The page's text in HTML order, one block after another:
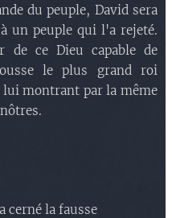
du peuple, David sera
un peuple qui l'a rejeté.
de ce Dieu capable de
le plus grand roi
montrant par la même
cerné la fausse